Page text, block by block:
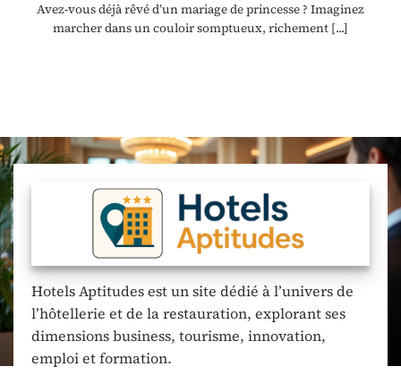
Avez-vous déjà rêvé d’un mariage de princesse ? Imaginez
marcher dans un couloir somptueux, richement [...]
Hotels Aptitudes est un site dédié à l’univers de
l’hôtellerie et de la restauration, explorant ses
dimensions business, tourisme, innovation,
emploi et formation.